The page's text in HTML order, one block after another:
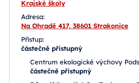
Krajské školy
Adresa:
Na Ohradě 417, 38601 Strakonice
Přístup:
částečně přístupný
Centrum ekologické výchovy
částečně přístupný